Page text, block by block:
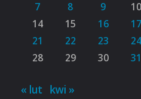
7
8 9 10
14
15 16 17
21
22 23 24
28
29 30 31
« lut kwi »